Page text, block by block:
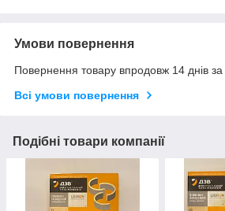
Умови повернення
Повернення товару впродовж 14 днів
Всі умови повернення
Подібні товари компанії